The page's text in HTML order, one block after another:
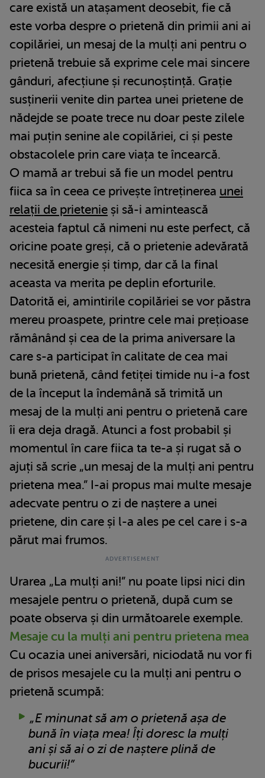
care există un atașament deosebit, fie că
este vorba despre o prietenă din primii ani ai
copilăriei, un mesaj de la mulți ani pentru o
prietenă trebuie să exprime cele mai sincere
gânduri, afecțiune și recunoștință. Grație
susținerii venite din partea unei prietene de
nădejde se poate trece nu doar peste zilele
mai puțin senine ale copilăriei, ci și peste
obstacolele prin care viața te încearcă.
O mamă ar trebui să fie un model pentru
fiica sa în ceea ce privește întreținerea unei
relații de prietenie și să-i amintească
acesteia faptul că nimeni nu este perfect, că
oricine poate greși, că o prietenie adevărată
necesită energie și timp, dar că la final
aceasta va merita pe deplin eforturile.
Datorită ei, amintirile copilăriei se vor păstra
mereu proaspete, printre cele mai prețioase
rămânând și cea de la prima aniversare la
care s-a participat în calitate de cea mai
bună prietenă, când fetiței timide nu i-a fost
de la început la îndemână să trimită un
mesaj de la mulți ani pentru o prietenă care
îi era deja dragă. Atunci a fost probabil și
momentul în care fiica ta te-a și rugat să o
ajuți să scrie „un mesaj de la mulți ani pentru
prietena mea.” I-ai propus mai multe mesaje
adecvate pentru o zi de naștere a unei
prietene, din care și l-a ales pe cel care i s-a
părut mai frumos.
Urarea „La mulți ani!” nu poate lipsi nici din
mesajele pentru o prietenă, după cum se
poate observa și din următoarele exemple.
Mesaje cu la mulți ani pentru prietena mea
Cu ocazia unei aniversări, niciodată nu vor fi
de prisos mesajele cu la mulți ani pentru o
prietenă scumpă:
„E minunat să am o prietenă așa de
bună în viața mea! Îți doresc la mulți
ani și să ai o zi de naștere plină de
bucurii!”